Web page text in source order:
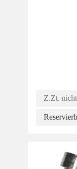
Z.Zt.